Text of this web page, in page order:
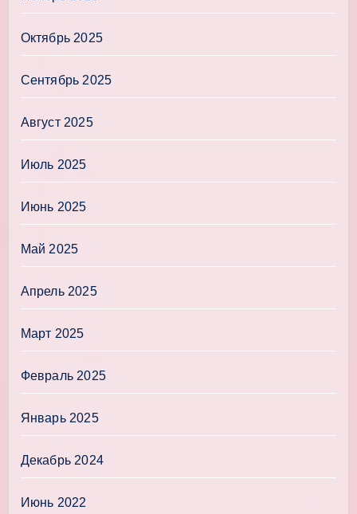
Октябрь 2025
Сентябрь 2025
Август 2025
Июль 2025
Июнь 2025
Май 2025
Апрель 2025
Март 2025
Февраль 2025
Январь 2025
Декабрь 2024
Июнь 2022